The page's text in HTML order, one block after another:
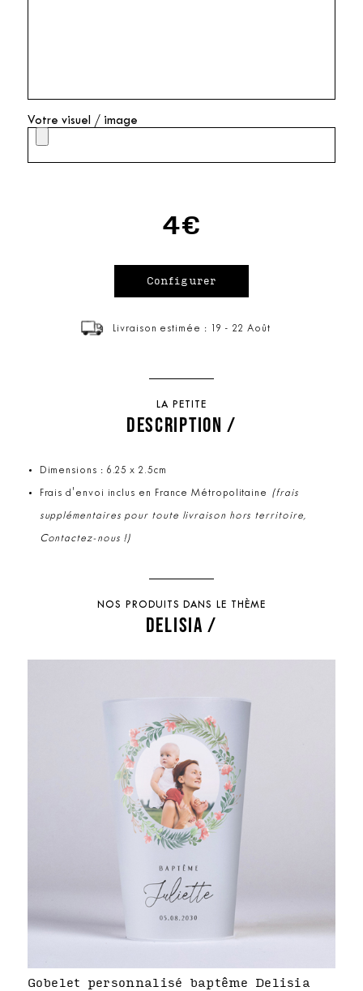
Votre visuel / image
4€
Livraison estimée : 19 - 22 Août
LA PETITE
DESCRIPTION /
Dimensions : 6.25 x 2.5cm
Frais d'envoi inclus en France Métropolitaine (frais
supplémentaires pour toute livraison hors territoire,
Contactez-nous !)
NOS PRODUITS DANS LE THÈME
DELISIA /
Gobelet personnalisé baptême Delisia